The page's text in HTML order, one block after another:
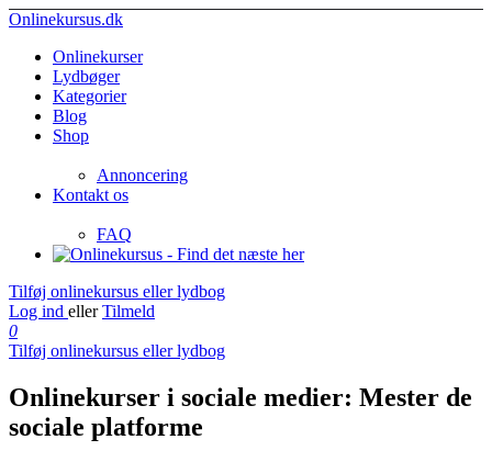
Onlinekursus.dk
Onlinekurser
Lydbøger
Kategorier
Blog
Shop
Annoncering
Kontakt os
FAQ
Tilføj onlinekursus eller lydbog
Log ind eller Tilmeld
0
Tilføj onlinekursus eller lydbog
Onlinekurser i sociale medier: Mester de
sociale platforme